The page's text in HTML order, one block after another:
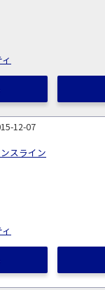
12-07
スライン